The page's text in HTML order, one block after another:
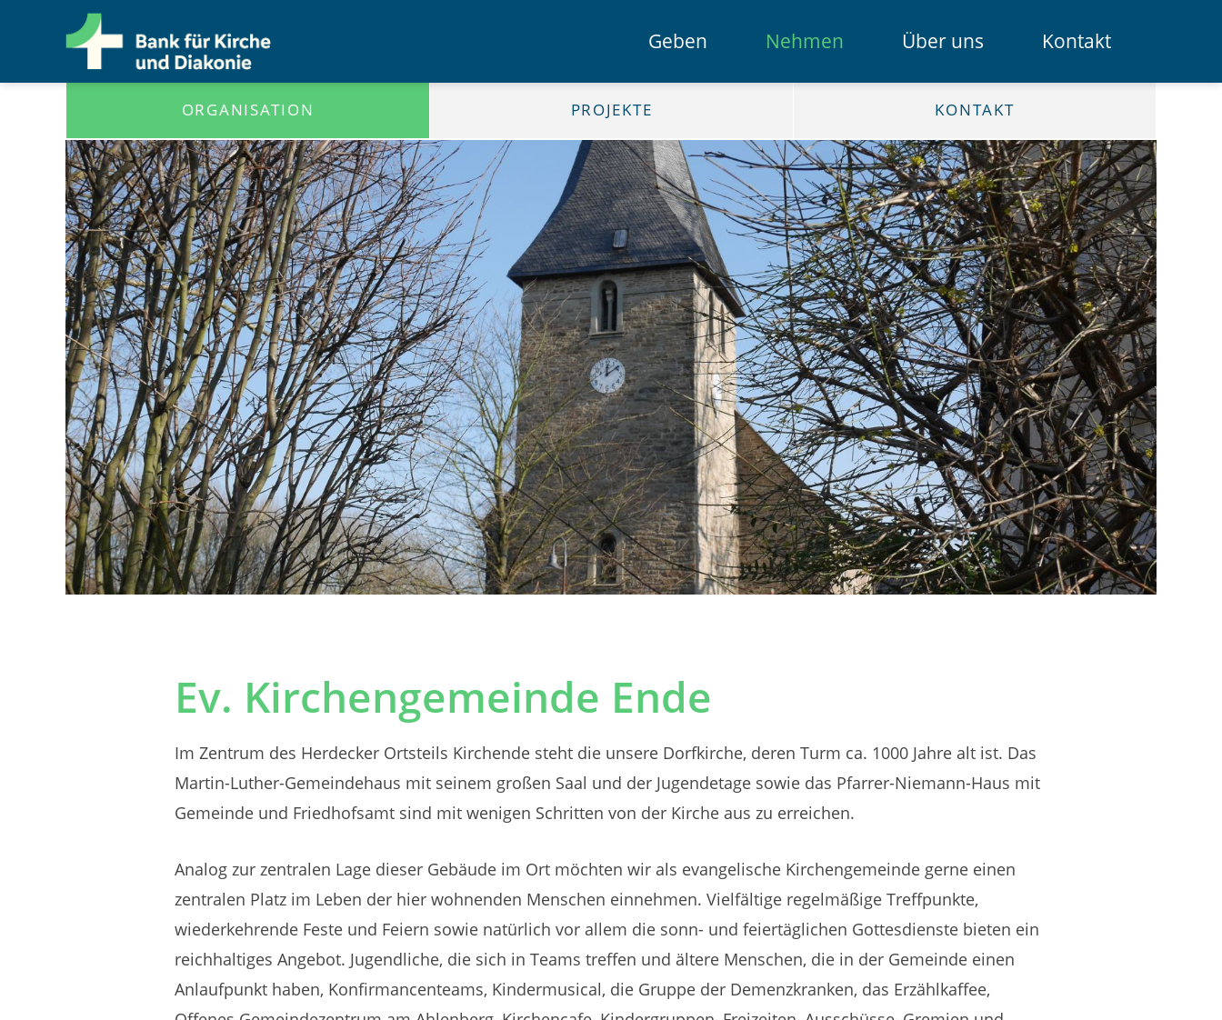
Geben Nehmen Über uns
Das Spendenportal
Die Bank
Das Team
Erklärfilme
Registrierung für Institutionen
Kontakt
Kontakt
ORGANISATION PROJEKTE KONTAKT
Ev. Kirchengemeinde Ende
Im Zentrum des Herdecker Ortsteils Kirchende steht die unsere Dorfkirche, deren Turm ca. 1000 Jahre alt ist. Das
Martin-Luther-Gemeindehaus mit seinem großen Saal und der Jugendetage sowie das Pfarrer-Niemann-Haus mit
Gemeinde und Friedhofsamt sind mit wenigen Schritten von der Kirche aus zu erreichen.
Analog zur zentralen Lage dieser Gebäude im Ort möchten wir als evangelische Kirchengemeinde gerne einen
zentralen Platz im Leben der hier wohnenden Menschen einnehmen. Vielfältige regelmäßige Treffpunkte,
wiederkehrende Feste und Feiern sowie natürlich vor allem die sonn- und feiertäglichen Gottesdienste bieten ein
reichhaltiges Angebot. Jugendliche, die sich in Teams treffen und ältere Menschen, die in der Gemeinde einen
Anlaufpunkt haben, Konfirmancenteams, Kindermusical, die Gruppe der Demenzkranken, das Erzählkaffee,